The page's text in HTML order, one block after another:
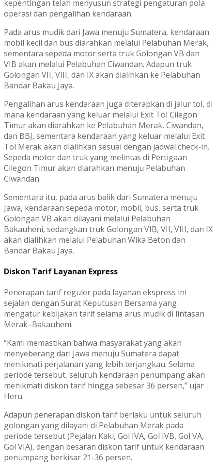
kepentingan telah menyusun strategi pengaturan pola
operasi dan pengalihan kendaraan.
Pada arus mudik dari Jawa menuju Sumatera, kendaraan
mobil kecil dan bus diarahkan melalui Pelabuhan Merak,
sementara sepeda motor serta truk Golongan VB dan
VIB akan melalui Pelabuhan Ciwandan. Adapun truk
Golongan VII, VIII, dan IX akan dialihkan ke Pelabuhan
Bandar Bakau Jaya.
Pengalihan arus kendaraan juga diterapkan di jalur tol, di
mana kendaraan yang keluar melalui Exit Tol Cilegon
Timur akan diarahkan ke Pelabuhan Merak, Ciwandan,
dan BBJ, sementara kendaraan yang keluar melalui Exit
Tol Merak akan dialihkan sesuai dengan jadwal check-in.
Sepeda motor dan truk yang melintas di Pertigaan
Cilegon Timur akan diarahkan menuju Pelabuhan
Ciwandan.
Sementara itu, pada arus balik dari Sumatera menuju
Jawa, kendaraan sepeda motor, mobil, bus, serta truk
Golongan VB akan dilayani melalui Pelabuhan
Bakauheni, sedangkan truk Golongan VIB, VII, VIII, dan IX
akan dialihkan melalui Pelabuhan Wika Beton dan
Bandar Bakau Jaya.
Diskon Tarif Layanan Express
Penerapan tarif reguler pada layanan ekspress ini
sejalan dengan Surat Keputusan Bersama yang
mengatur kebijakan tarif selama arus mudik di lintasan
Merak–Bakauheni.
“Kami memastikan bahwa masyarakat yang akan
menyeberang dari Jawa menuju Sumatera dapat
menikmati perjalanan yang lebih terjangkau. Selama
periode tersebut, seluruh kendaraan penumpang akan
menikmati diskon tarif hingga sebesar 36 persen,” ujar
Heru.
Adapun penerapan diskon tarif berlaku untuk seluruh
golongan yang dilayani di Pelabuhan Merak pada
periode tersebut (Pejalan Kaki, Gol IVA, Gol IVB, Gol VA,
Gol VIA), dengan besaran diskon tarif untuk kendaraan
penumpang berkisar 21-36 persen.